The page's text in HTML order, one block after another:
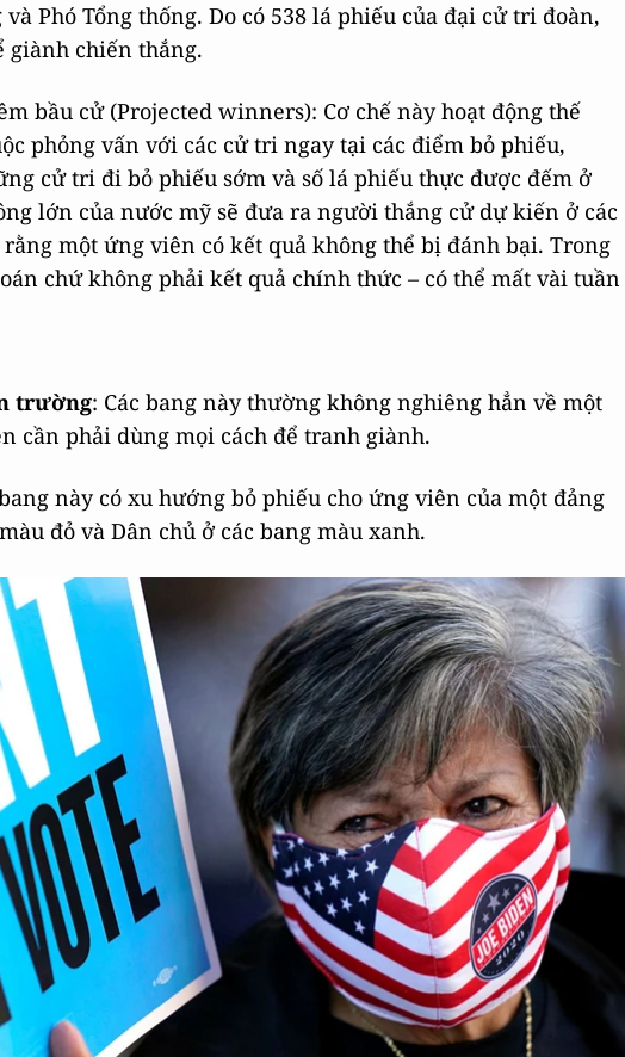
Phó Tổng thống. Do có 538 lá phiếu của đại cử tri đoàn,
giành chiến thắng.
bầu cử (Projected winners): Cơ chế này hoạt động thế
phỏng vấn với các cử tri ngay tại các điểm bỏ phiếu,
cử tri đi bỏ phiếu sớm và số lá phiếu thực được đếm ở
lớn của nước mỹ sẽ đưa ra người thắng cử dự kiến ở các
một ứng viên có kết quả không thể bị đánh bại. Trong
chứ không phải kết quả chính thức – có thể mất vài tuần
trường: Các bang này thường không nghiêng hẳn về một
cần phải dùng mọi cách để tranh giành.
này có xu hướng bỏ phiếu cho ứng viên của một đảng
đỏ và Dân chủ ở các bang màu xanh.